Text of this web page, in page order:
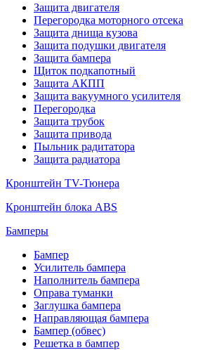
Защита двигателя
Перегородка моторного отсека
Защита днища кузова
Защита подушки двигателя
Защита бампера
Щиток подкапотный
Защита АКПП
Защита вакуумного усилителя
Перегородка
Защита трубок
Защита привода
Пыльник радитатора
Защита радиатора
Кронштейн TV-Тюнера
Кронштейн блока ABS
Бамперы
Бампер
Усилитель бампера
Наполнитель бампера
Оправа туманки
Заглушка бампера
Направляющая бампера
Бампер (обвес)
Решетка в бампер